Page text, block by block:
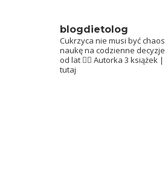
blogdietolog
Cukrzyca nie musi być
naukę na codzienne decyzje
od lat 👩‍⚕️ Autorka 3 książek |
tutaj